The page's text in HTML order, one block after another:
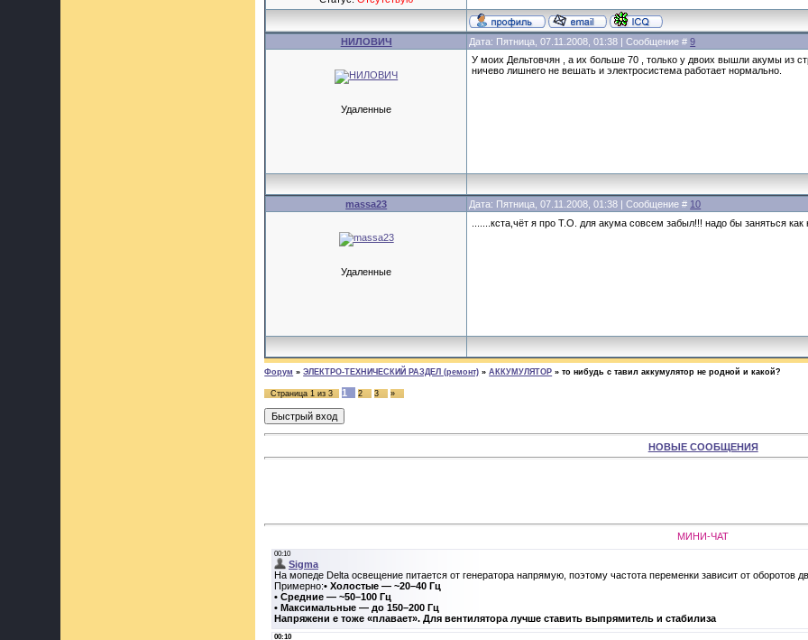
НИЛОВИЧ Дата: Пятница, 07.11.2008, 01:38 | Сообщение #9
Удаленные
У моих Дельтовчян , а их больше 70 , только у двоих вышли акумы из
ничево лишнего не вешать и электросистема работает нормально.
massa23 Дата: Пятница, 07.11.2008, 01:38 | Сообщение # 10
Удаленные
.......кста,чёт я про Т.О. для акума совсем забыл!!! надо бы заняться как
Форум » ЭЛЕКТРО-ТЕХНИЧЕСКИЙ РАЗДЕЛ (ремонт) » АККУМУЛЯТОР » то нибудь с тавил аккумулятор не родной и какой?
Страница1 из3 1 2 3 »
НОВЫЕ СООБЩЕНИЯ
МИНИ-ЧАТ